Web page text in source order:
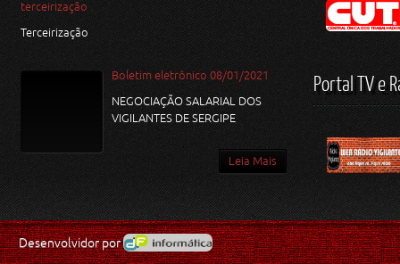
terceirização
Terceirização
Boletim eletrônico 08/01/2021
NEGOCIAÇÃO SALARIAL DOS
VIGILANTES DE SERGIPE
Leia Mais
Portal TV e
Desenvolvidor por